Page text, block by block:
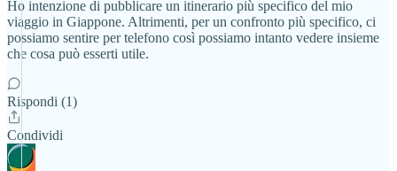
Ho intenzione di pubblicare un itinerario più specifico del mio
viaggio in Giappone. Altrimenti, per un confronto più specifico, ci
possiamo sentire per telefono così possiamo intanto vedere insieme
che cosa può esserti utile.
Rispondi (1)
Condividi